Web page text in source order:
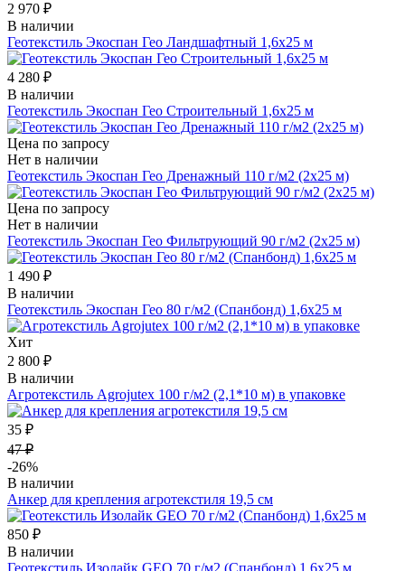
2 970 ₽
В наличии
Геотекстиль Экоспан Гео Ландшафтный 1,6х25 м
4 280 ₽
В наличии
Геотекстиль Экоспан Гео Строительный 1,6х25 м
Цена по запросу
Нет в наличии
Геотекстиль Экоспан Гео Дренажный 110 г/м2 (2х25 м)
Цена по запросу
Нет в наличии
Геотекстиль Экоспан Гео Фильтрующий 90 г/м2 (2х25 м)
1 490 ₽
В наличии
Геотекстиль Экоспан Гео 80 г/м2 (Спанбонд) 1,6х25 м
Хит
2 800 ₽
В наличии
Агротекстиль Agrojutex 100 г/м2 (2,1*10 м) в упаковке
35 ₽
47 ₽
-26%
В наличии
Анкер для крепления агротекстиля 19,5 см
850 ₽
В наличии